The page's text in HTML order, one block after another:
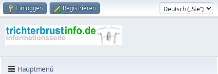
Einloggen Registrieren
Hauptmenü